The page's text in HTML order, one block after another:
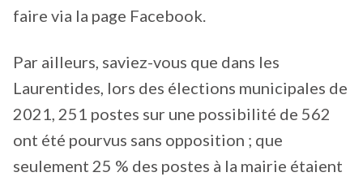
faire via la page Facebook.
Par ailleurs, saviez-vous que dans les
Laurentides, lors des élections municipales de
2021, 251 postes sur une possibilité de 562
ont été pourvus sans opposition ; que
seulement 25 % des postes à la mairie étaient